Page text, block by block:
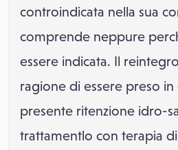
controindicata nella sua
comprende neppure
essere indicata. Il
ragione di essere preso in
presente ritenzione idro-
trattamentlo con terapia